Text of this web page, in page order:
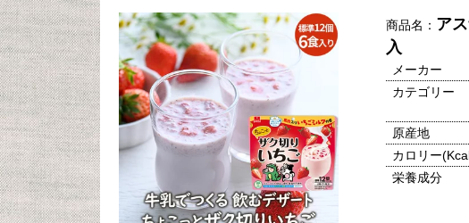
商品名： ア
入
メーカー
カテゴリー
原産地
カロリー
栄養成分